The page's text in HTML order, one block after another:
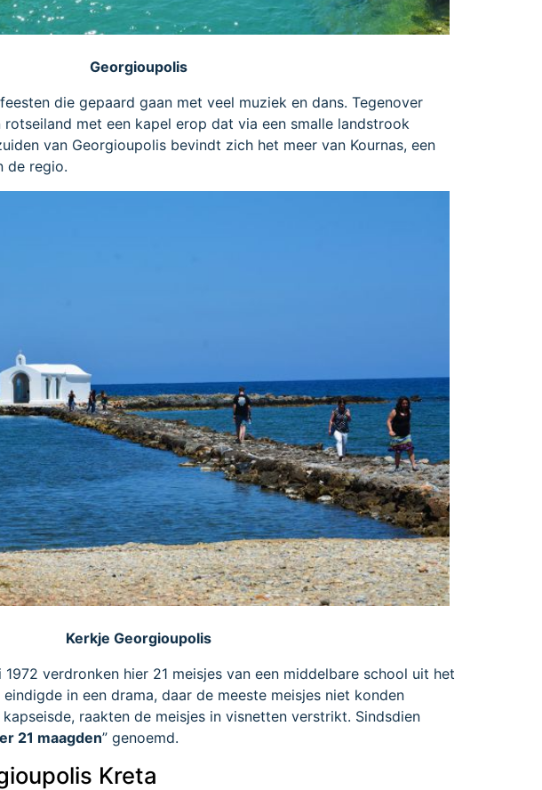
Georgioupolis
die gepaard gaan met veel muziek en dans. Tegenover
met een kapel erop dat via een smalle landstrook
van Georgioupolis bevindt zich het meer van Kournas, een
de regio.
Kerkje Georgioupolis
verdronken hier 21 meisjes van een middelbare school uit het
in een drama, daar de meeste meisjes niet konden
raakten de meisjes in visnetten verstrikt. Sindsdien
21 maagden” genoemd.
Kreta